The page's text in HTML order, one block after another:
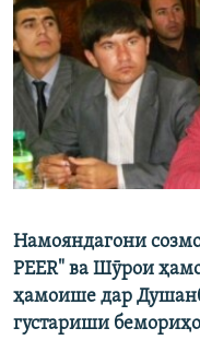
ГУЗОРИШҲОИ РАДИОӢ
Русский
ПАЙГИРӢ КУНЕД
Ҳамаи сомонаҳои
Намояндагони
PEER" ва Шӯрои
ҳамоише дар
густариши